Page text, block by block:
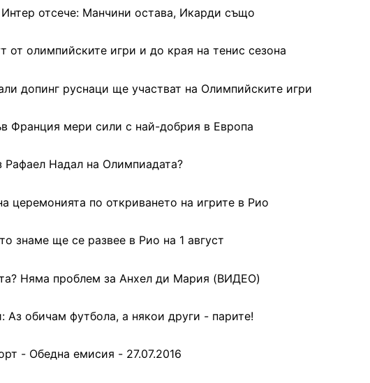
отсече: Манчини остава, Икарди също
от олимпийските игри и до края на тенис сезонa
допинг руснаци ще участват на Олимпийските игри
Франция мери сили с най-добрия в Европа
Рафаел Надал на Олимпиадата?
церемонията по откриването на игрите в Рио
знаме ще се развее в Рио на 1 август
Няма проблем за Анхел ди Мария (ВИДЕО)
Аз обичам футбола, а някои други - парите!
- Обедна емисия - 27.07.2016